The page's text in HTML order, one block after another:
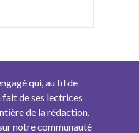
qui, au fil de
de ses lectrices
de la rédaction.
notre communauté